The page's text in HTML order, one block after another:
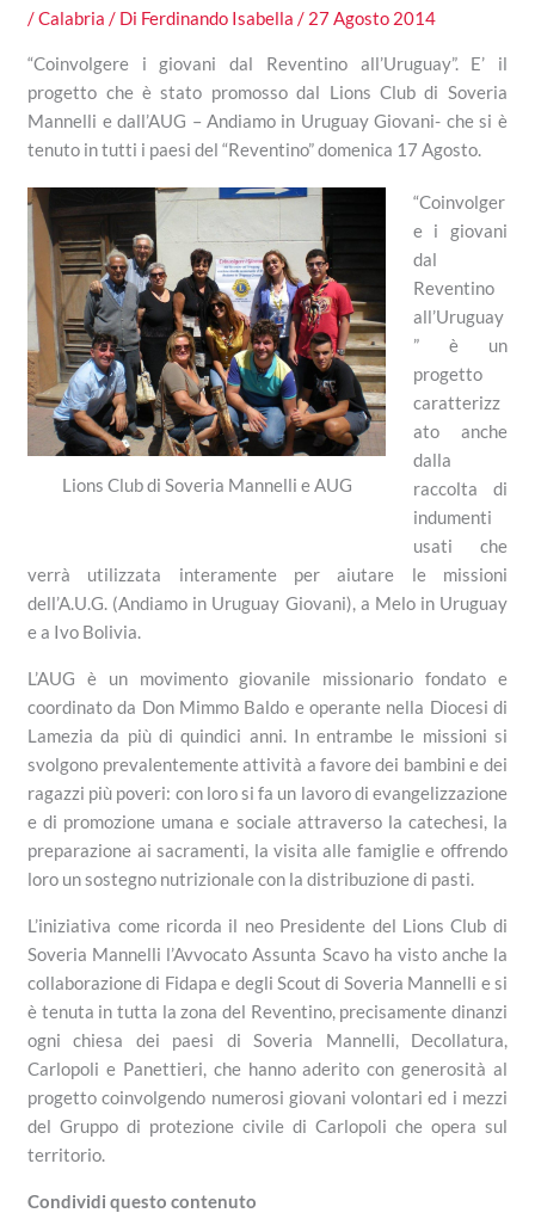
/Calabria / Di Ferdinando Isabella/ 27 Agosto 2014
“Coinvolgere i giovani dal Reventino all’Uruguay”. E’ il
progetto che è stato promosso dal Lions Club di Soveria
Mannelli e dall’AUG – Andiamo in Uruguay Giovani- che si è
tenuto in tutti i paesi del “Reventino” domenica 17 Agosto.
Lions Club di Soveria Mannelli e AUG
“Coinvolger
e i giovani
dal
Reventino
all’Uruguay
” è un
progetto
caratterizz
ato anche
dalla
raccolta di
indumenti
usati che
verrà utilizzata interamente per aiutare le missioni
dell’A.U.G. (Andiamo in Uruguay Giovani), a Melo in Uruguay
e a Ivo Bolivia.
L’AUG è un movimento giovanile missionario fondato e
coordinato da Don Mimmo Baldo e operante nella Diocesi di
Lamezia da più di quindici anni. In entrambe le missioni si
svolgono prevalentemente attività a favore dei bambini e dei
ragazzi più poveri: con loro si fa un lavoro di evangelizzazione
e di promozione umana e sociale attraverso la catechesi, la
preparazione ai sacramenti, la visita alle famiglie e offrendo
loro un sostegno nutrizionale con la distribuzione di pasti.
L’iniziativa come ricorda il neo Presidente del Lions Club di
Soveria Mannelli l’Avvocato Assunta Scavo ha visto anche la
collaborazione di Fidapa e degli Scout di Soveria Mannelli e si
è tenuta in tutta la zona del Reventino, precisamente dinanzi
ogni chiesa dei paesi di Soveria Mannelli, Decollatura,
Carlopoli e Panettieri, che hanno aderito con generosità al
progetto coinvolgendo numerosi giovani volontari ed i mezzi
del Gruppo di protezione civile di Carlopoli che opera sul
territorio.
Condividi questo contenuto